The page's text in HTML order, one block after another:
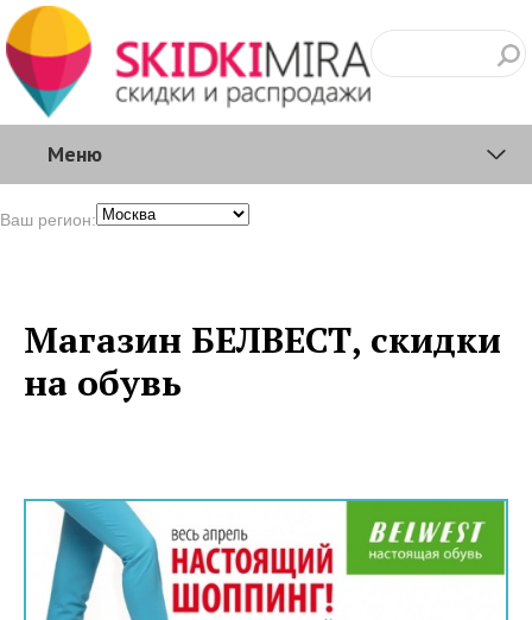
Меню
Ваш регион:
Магазин БЕЛВЕСТ, скидки
на обувь